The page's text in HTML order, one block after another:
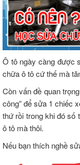
Ô tô ngày càng được
chữa ô tô cứ thế mà
Còn vấn đề quan
công” để sửa 1 chiếc
thứ rồi trong khi đó số
ô tô mà thôi.
Nếu bạn thích nghề